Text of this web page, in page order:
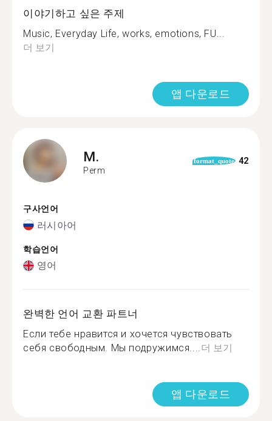
이야기하고 싶은 주제
Music, Everyday Life, works, emotions, FU...
더 보기
앱 다운로드
M.
Perm
format_quote 42
구사언어
러시아어
학습언어
영어
완벽한 언어 교환 파트너
Если тебе нравится и хочется чувствовать
себя свободным. Мы подружимся....더 보기
앱 다운로드